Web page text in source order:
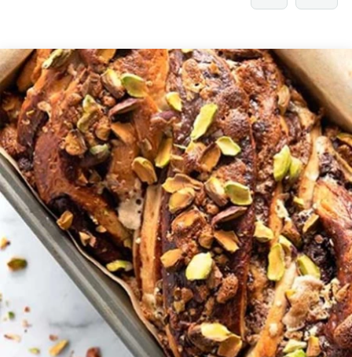
3
2
1